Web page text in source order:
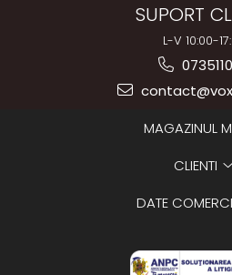
SUPORT
L-V 10:00-
MAGAZINUL
CLIENTI
DATE